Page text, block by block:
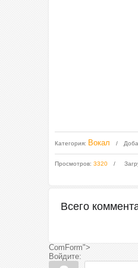
Категория: Вокал
Просмотров: 3320
Всего
ComForm">
Войдите: